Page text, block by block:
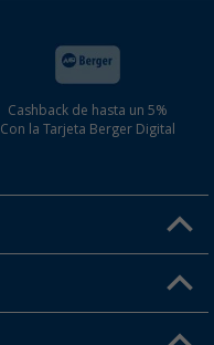
Cashback de hasta un 5%
Con la Tarjeta Berger Digital